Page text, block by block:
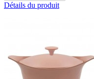
Détails du produit